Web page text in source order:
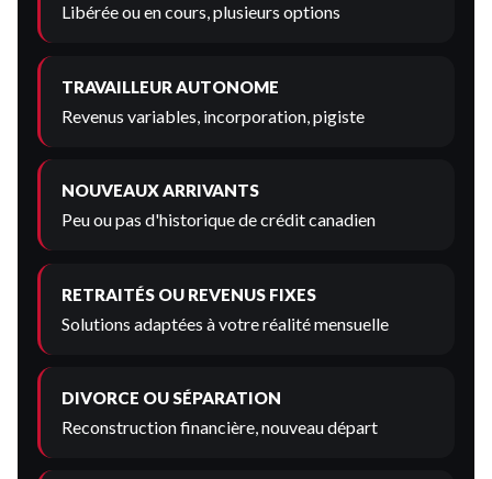
Libérée ou en cours, plusieurs options
TRAVAILLEUR AUTONOME
Revenus variables, incorporation, pigiste
NOUVEAUX ARRIVANTS
Peu ou pas d'historique de crédit canadien
RETRAITÉS OU REVENUS FIXES
Solutions adaptées à votre réalité mensuelle
DIVORCE OU SÉPARATION
Reconstruction financière, nouveau départ